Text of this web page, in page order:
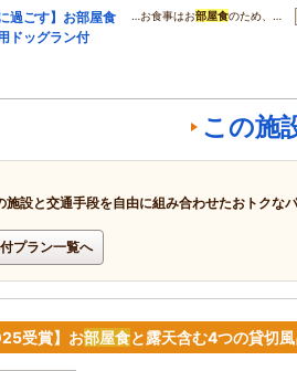
過ごす】お部屋食
ドッグラン付
…お食事はお部屋食のため、…
この施
施設と交通手段を自由に組み合わせたおトクな
プラン一覧へ
受賞】お部屋食と露天含む4つの貸切